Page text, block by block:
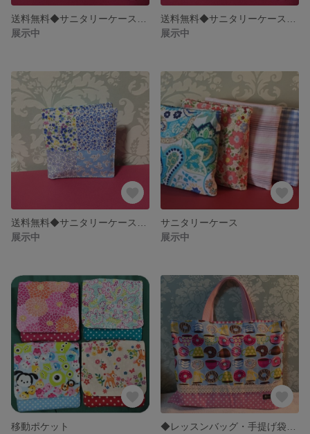
展示中
展示中
展示中
サニタリーケース
展示中
移動ポケット